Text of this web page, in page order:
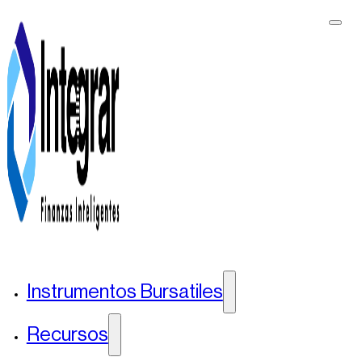
Instrumentos Bursatiles
Recursos